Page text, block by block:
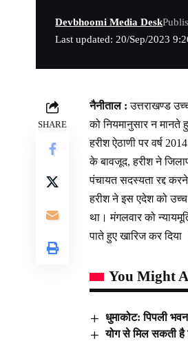
Last updated: 20/Sep/2023
Devbhoomi Media Desk
SHARE
नैनीताल : उत्तराखण्ड
को नियमानुसार न मानते
हरीश ऐठाणी पर वर्ष
के बावजूद, हरीश ने
पंचायत सदस्यता रद्द
हरीश ने इस एदेश को उच्च
था। मंगलवार को
पाते हुए खारिज कर दिया
You Might
धुमाकोट: पिपली
योग से मिल सकती है